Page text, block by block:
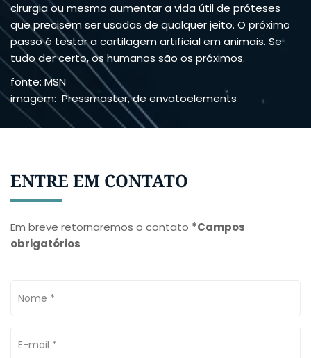
cirurgia ou mesmo aumentar a vida útil de próteses
que precisem ser usadas de qualquer jeito. O próximo
passo é testar a cartilagem artificial em animais. Se
tudo der certo, os humanos são os próximos.
fonte: MSN
imagem: Pressmaster, de envatoelements
ENTRE EM CONTATO
Em breve retornaremos o contato *Campos
obrigatórios
Nome *
E-mail *